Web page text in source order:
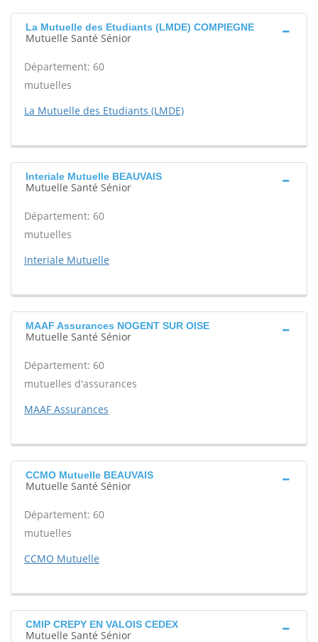
La Mutuelle des Etudiants (LMDE) COMPIEGNE
Mutuelle Santé Sénior
Département: 60
mutuelles
La Mutuelle des Etudiants (LMDE)
Interiale Mutuelle BEAUVAIS
Mutuelle Santé Sénior
Département: 60
mutuelles
Interiale Mutuelle
MAAF Assurances NOGENT SUR OISE
Mutuelle Santé Sénior
Département: 60
mutuelles d'assurances
MAAF Assurances
CCMO Mutuelle BEAUVAIS
Mutuelle Santé Sénior
Département: 60
mutuelles
CCMO Mutuelle
CMIP CREPY EN VALOIS CEDEX
Mutuelle Santé Sénior